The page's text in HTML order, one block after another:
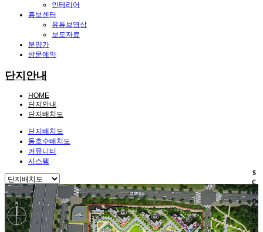
인테리어
홍보센터
유튜브영상
보도자료
분양가
방문예약
단지안내
HOME
단지안내
단지배치도
단지배치도
동호수배치도
커뮤니티
시스템
SCROOL